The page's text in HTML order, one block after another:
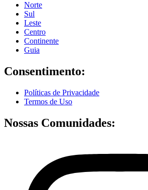
Norte
Sul
Leste
Centro
Continente
Guia
Consentimento:
Políticas de Privacidade
Termos de Uso
Nossas Comunidades: